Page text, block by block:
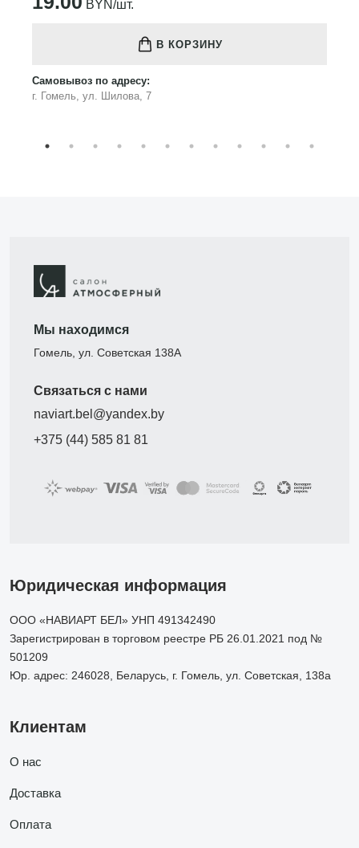
BYN/шт.
В КОРЗИНУ
Самовывоз по адресу:
г. Гомель, ул. Шилова, 7
Мы находимся
Гомель, ул. Советская 138А
Связаться с нами
naviart.bel@yandex.by
+375 (44) 585 81 81
Юридическая информация
ООО «НАВИАРТ БЕЛ» УНП 491342490
Зарегистрирован в торговом реестре РБ 26.01.2021 под №
501209
Юр. адрес: 246028, Беларусь, г. Гомель, ул. Советская, 138а
Клиентам
О нас
Доставка
Оплата